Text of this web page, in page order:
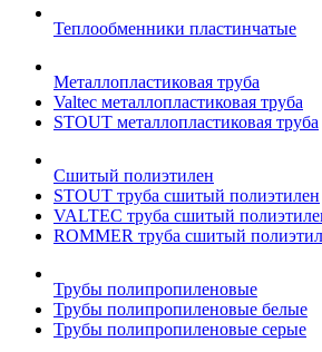
Теплообменники пластинчатые
Металлопластиковая труба
Valtec металлопластиковая труба
STOUT металлопластиковая труба
Сшитый полиэтилен
STOUT труба сшитый полиэтилен
VALTEC труба сшитый
ROMMER труба сшитый
Трубы полипропиленовые
Трубы полипропиленовые белые
Трубы полипропиленовые серые